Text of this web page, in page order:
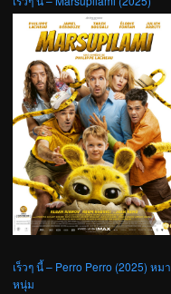
เร็วๆ นี้ – Perro Perro (2025) หมา
หนุ่ม